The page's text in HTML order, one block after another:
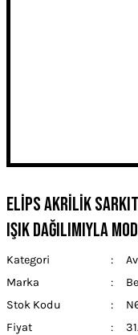
Elips Akrilik Sarkıt
Işık Dağılımıyla
Kategori
Marka
Stok Kodu
Fiyat